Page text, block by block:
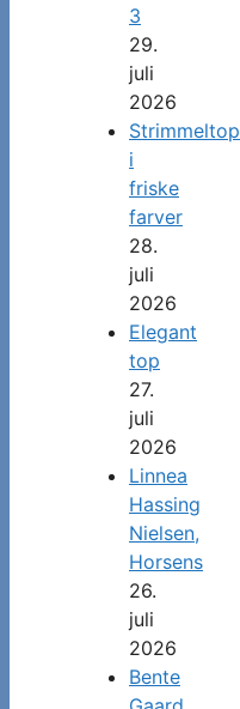
3
29.
juli
2026
Strimmeltop
i
friske
farver
28.
juli
2026
Elegant
top
27.
juli
2026
Linnea
Hassing
Nielsen,
Horsens
26.
juli
2026
Bente